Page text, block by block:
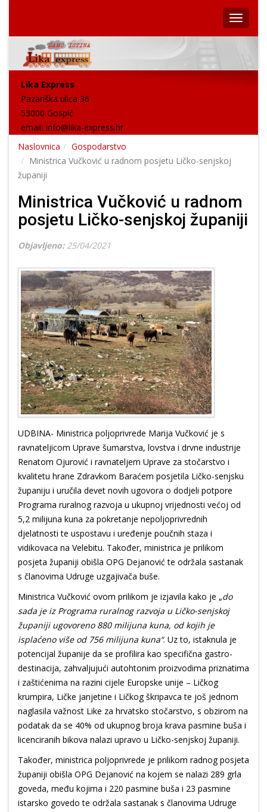
Lika Express
Pazariška ulica 36
53000 Gospić
email: info@lika-express.hr
Naslovnica
Gospodarstvo
Ministrica Vučković u radnom posjetu Ličko-senjskoj
županiji
Ministrica Vučković u radnom
posjetu Ličko-senjskoj županiji
Objavljeno: 25/04/2021
UDBINA- Ministrica poljoprivrede Marija Vučković je s
ravnateljicom Uprave šumarstva, lovstva i drvne industrije
Renatom Ojurović i ravnateljem Uprave za stočarstvo i
kvalitetu hrane Zdravkom Baraćem posjetila Ličko-senjsku
županiju i uručila devet novih ugovora o dodjeli potpore
Programa ruralnog razvoja u ukupnoj vrijednosti većoj od
5,2 milijuna kuna za pokretanje nepoljoprivrednih
djelatnosti te uspostavu i uređenje poučnih staza i
vidikovaca na Velebitu. Također, ministrica je prilikom
posjeta županiji obišla OPG Dejanović te održala sastanak
s članovima Udruge uzgajivača buše.
Ministrica Vučković ovom prilikom je izjavila kako je „do
sada je iz Programa ruralnog razvoja u Ličko-senjskoj
županiji ugovoreno 880 milijuna kuna, od kojih je
isplaćeno više od 756 milijuna kuna“. Uz to, istaknula je
potencijal županije da se profilira kao specifična gastro-
destinacija, zahvaljujući autohtonim proizvodima priznatima
i zaštićenima na razini cijele Europske unije – Ličkog
krumpira, Ličke janjetine i Ličkog škripavca te još jednom
naglasila važnost Like za hrvatsko stočarstvo, s obzirom na
podatak da se 40% od ukupnog broja krava pasmine buša i
licenciranih bikova nalazi upravo u Ličko-senjskoj županiji.
Također, ministrica poljoprivrede je prilikom radnog posjeta
županiji obišla OPG Dejanović na kojem se nalazi 289 grla
goveda, među kojima i 220 pasmine buša i 23 pasmine
istarsko govedo te održala sastanak s članovima Udruge